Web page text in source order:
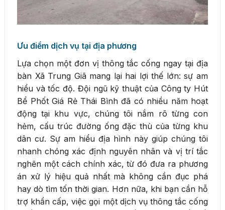
Ưu điểm dịch vụ tại địa phương
Lựa chọn một đơn vị thông tắc cống ngay tại địa
bàn Xã Trung Giã mang lại hai lợi thế lớn: sự am
hiểu và tốc độ. Đội ngũ kỹ thuật của Công ty Hút
Bể Phốt Giá Rẻ Thái Bình đã có nhiều năm hoạt
động tại khu vực, chúng tôi nắm rõ từng con
hẻm, cấu trúc đường ống đặc thù của từng khu
dân cư. Sự am hiểu địa hình này giúp chúng tôi
nhanh chóng xác định nguyên nhân và vị trí tắc
nghẽn một cách chính xác, từ đó đưa ra phương
án xử lý hiệu quả nhất mà không cần đục phá
hay dò tìm tốn thời gian. Hơn nữa, khi bạn cần hỗ
trợ khẩn cấp, việc gọi một dịch vụ thông tắc cống